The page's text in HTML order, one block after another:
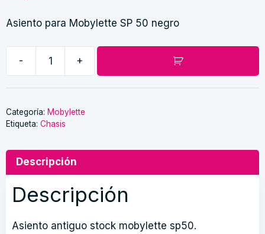
Asiento para Mobylette SP 50 negro
- +
Categoría: Mobylette
Etiqueta: Chasis
Descripción
Descripción
Asiento antiguo stock mobylette sp50.